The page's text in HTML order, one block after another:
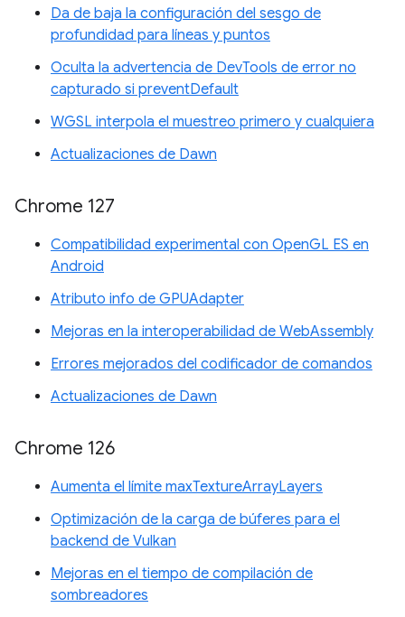
Da de baja la configuración del sesgo de
profundidad para líneas y puntos
Oculta la advertencia de DevTools de error no
capturado si preventDefault
WGSL interpola el muestreo primero y cualquiera
Actualizaciones de Dawn
Chrome 127
Compatibilidad experimental con OpenGL ES en
Android
Atributo info de GPUAdapter
Mejoras en la interoperabilidad de WebAssembly
Errores mejorados del codificador de comandos
Actualizaciones de Dawn
Chrome 126
Aumenta el límite maxTextureArrayLayers
Optimización de la carga de búferes para el
backend de Vulkan
Mejoras en el tiempo de compilación de
sombreadores